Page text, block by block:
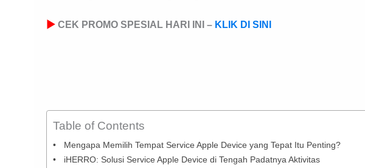
▶ CEK PROMO SPESIAL HARI INI – KLIK DI SINI
Table of Contents
Mengapa Memilih Tempat Service Apple Device yang Tepat Itu Penting?
iHERRO: Solusi Service Apple Device di Tengah Padatnya Aktivitas